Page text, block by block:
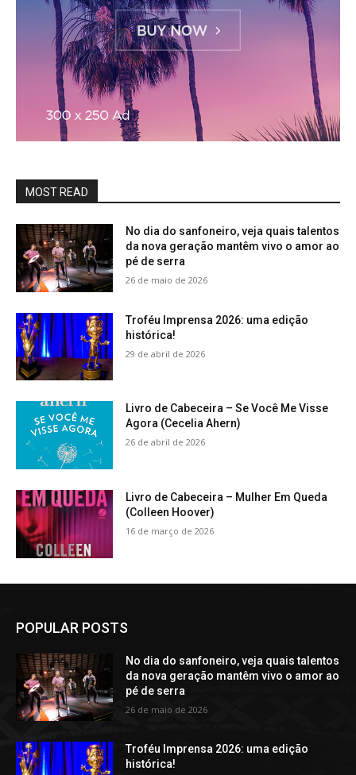
MOST READ
No dia do sanfoneiro, veja quais talentos
da nova geração mantêm vivo o amor ao
pé de serra
26 de maio de 2026
Troféu Imprensa 2026: uma edição
histórica!
29 de abril de 2026
Livro de Cabeceira – Se Você Me Visse
Agora (Cecelia Ahern)
26 de abril de 2026
Livro de Cabeceira – Mulher Em Queda
(Colleen Hoover)
16 de março de 2026
POPULAR POSTS
No dia do sanfoneiro, veja quais talentos
da nova geração mantêm vivo o amor ao
pé de serra
26 de maio de 2026
Troféu Imprensa 2026: uma edição
histórica!